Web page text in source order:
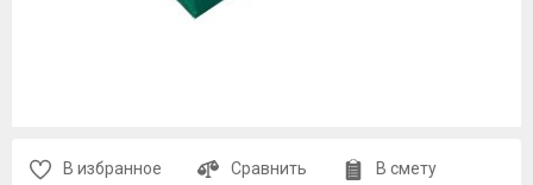
В избранное Сравнить В смету